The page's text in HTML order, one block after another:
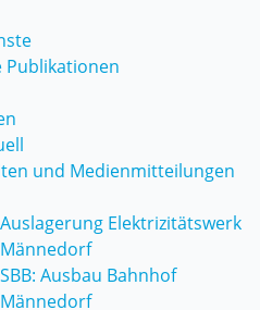
Publikationen
und Medienmitteilungen
Auslagerung Elektrizitätswerk
Männedorf
SBB: Ausbau Bahnhof
Männedorf